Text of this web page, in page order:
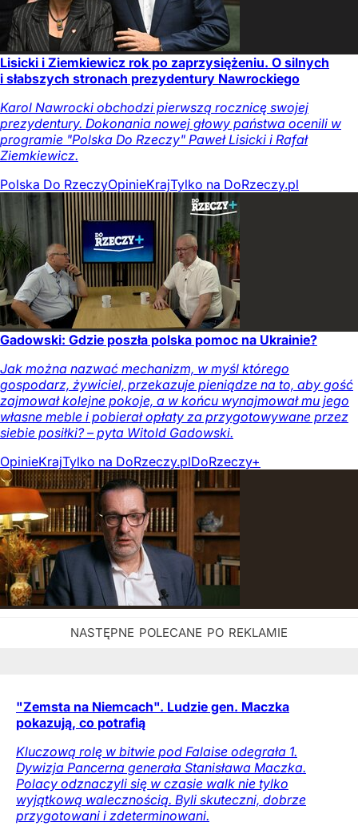
Lisicki i Ziemkiewicz rok po zaprzysiężeniu. O silnych
i słabszych stronach prezydentury Nawrockiego
Karol Nawrocki obchodzi pierwszą rocznicę swojej
prezydentury. Dokonania nowej głowy państwa ocenili w
programie "Polska Do Rzeczy" Paweł Lisicki i Rafał
Ziemkiewicz.
Polska Do RzeczyOpinieKrajTylko na DoRzeczy.pl
Gadowski: Gdzie poszła polska pomoc na Ukrainie?
Jak można nazwać mechanizm, w myśl którego
gospodarz, żywiciel, przekazuje pieniądze na to, aby gość
zajmował kolejne pokoje, a w końcu wynajmował mu jego
własne meble i pobierał opłaty za przygotowywane przez
siebie posiłki? – pyta Witold Gadowski.
OpinieKrajTylko na DoRzeczy.plDoRzeczy+
"Zemsta na Niemcach". Ludzie gen. Maczka
pokazują, co potrafią
Kluczową rolę w bitwie pod Falaise odegrała 1.
Dywizja Pancerna generała Stanisława Maczka.
Polacy odznaczyli się w czasie walk nie tylko
wyjątkową walecznością. Byli skuteczni, dobrze
przygotowani i zdeterminowani.